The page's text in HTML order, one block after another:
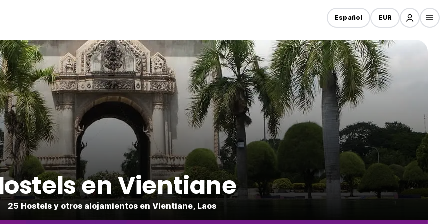
Español EUR
en Vientiane
25 Hostels y otros alojamientos en Vientiane, Laos